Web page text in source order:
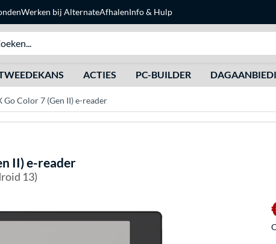
Werken bij AlternateAfhalenInfo & Hulp
ACTIES PC-BUILDER
Go Color 7 (Gen II) e-reader
II) e-reader
13)